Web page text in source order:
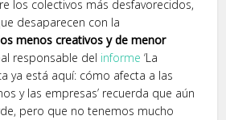
los colectivos más desfavorecidos,
desaparecen con la
menos creativos y de menor
responsable del informe ‘La
ya está aquí: cómo afecta a las
y las empresas’ recuerda que aún
pero que no tenemos mucho